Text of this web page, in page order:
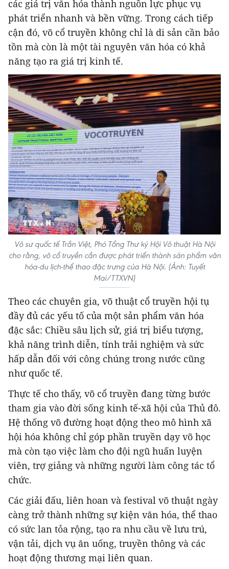
các giá trị văn hóa thành nguồn lực phục vụ
phát triển nhanh và bền vững. Trong cách tiếp
cận đó, võ cổ truyền không chỉ là di sản cần bảo
tồn mà còn là một tài nguyên văn hóa có khả
năng tạo ra giá trị kinh tế.
Võ sư quốc tế Trần Việt, Phó Tổng Thư ký Hội Võ thuật Hà Nội
cho rằng, võ cổ truyền cần được phát triển thành sản phẩm văn
hóa-du lịch-thể thao đặc trưng của Hà Nội. (Ảnh: Tuyết
Mai/TTXVN)
Theo các chuyên gia, võ thuật cổ truyền hội tụ
đầy đủ các yếu tố của một sản phẩm văn hóa
đặc sắc: Chiều sâu lịch sử, giá trị biểu tượng,
khả năng trình diễn, tính trải nghiệm và sức
hấp dẫn đối với công chúng trong nước cũng
như quốc tế.
Thực tế cho thấy, võ cổ truyền đang từng bước
tham gia vào đời sống kinh tế-xã hội của Thủ đô.
Hệ thống võ đường hoạt động theo mô hình xã
hội hóa không chỉ góp phần truyền dạy võ học
mà còn tạo việc làm cho đội ngũ huấn luyện
viên, trợ giảng và những người làm công tác tổ
chức.
Các giải đấu, liên hoan và festival võ thuật ngày
càng trở thành những sự kiện văn hóa, thể thao
có sức lan tỏa rộng, tạo ra nhu cầu về lưu trú,
vận tải, dịch vụ ăn uống, truyền thông và các
hoạt động thương mại liên quan.